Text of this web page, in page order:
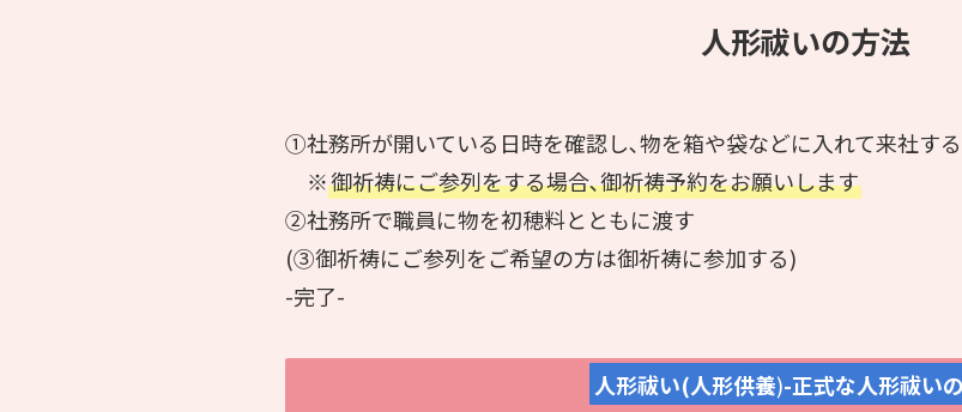
人形祓いの方法
①社務所が開いている日時を確認し､物を箱や袋などに入れて来社する
※御祈祷にご参列をする場合､御祈祷予約をお願いします
②社務所で職員に物を初穂料とともに渡す
(③御祈祷にご参列をご希望の方は御祈祷に参加する)
-完了-
人形祓い(人形供養)-正式な人形祓い